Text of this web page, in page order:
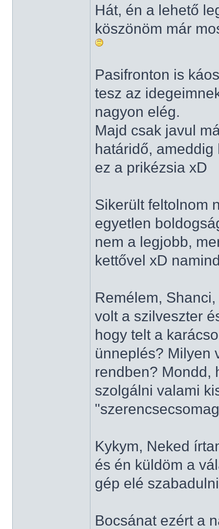
Hát, én a lehető
köszönöm már
Pasifronton is
tesz az
nagyon elég.
Majd csak javul
határidő,
ez a prikézsia xD
Sikerült feltolnom
egyetlen
nem a legjobb,
kettővel xD
Remélem,
volt a szilveszter
hogy telt a
ünneplés? Milyen
rendben? Mondd,
szolgálni valami
Kykym, Neked
és én küldöm a
gép elé
Bocsánat ezért a